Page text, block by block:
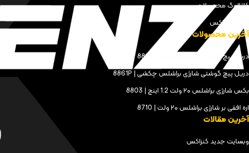
کاتالوگ محصولات
مجله کنزاکس
آخرین محصولات
دریل پیچ گوشتی شارژی براشلس | 8898
دریل پیچ گوشتی شارژی براشلس چکشی | 8861P
بکس شارژی براشلس ۲۰ ولت 1.2 اینچ | 8803
اره افقی بر شارژی براشلس ۲۰ ولت | 8710
آخرین مقالات
وبسایت جدید کنزاکس